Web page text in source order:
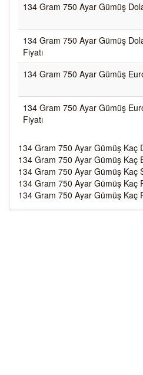
134 Gram 750 Ayar Gümüş
134 Gram 750 Ayar Gümüş
Fiyatı
134 Gram 750 Ayar Gümüş
134 Gram 750 Ayar Gümüş
Fiyatı
134 Gram 750 Ayar Gümüş Kaç
134 Gram 750 Ayar Gümüş Kaç
134 Gram 750 Ayar Gümüş Kaç
134 Gram 750 Ayar Gümüş Kaç
134 Gram 750 Ayar Gümüş Kaç